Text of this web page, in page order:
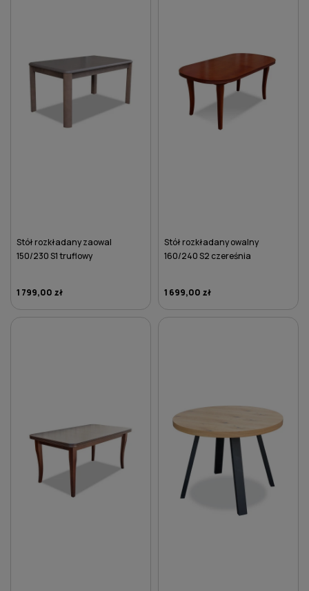
Stół rozkładany zaowal
150/230 S1 truflowy
1 799,00 zł
Stół rozkładany owalny
160/240 S2 czereśnia
1 699,00 zł